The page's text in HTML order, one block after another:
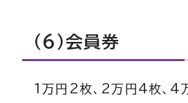
（6）会員券
1万円2枚、2万円4枚、4